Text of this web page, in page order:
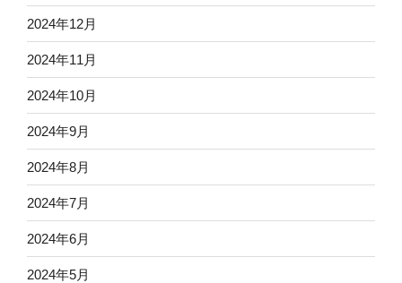
2024年12月
2024年11月
2024年10月
2024年9月
2024年8月
2024年7月
2024年6月
2024年5月